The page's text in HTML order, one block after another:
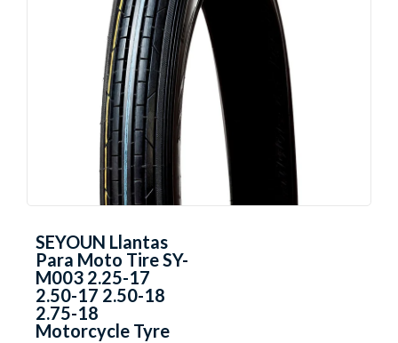
SEYOUN Llantas
Para Moto Tire SY-
M003 2.25-17
2.50-17 2.50-18
2.75-18
Motorcycle Tyre